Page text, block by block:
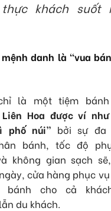
khách suốt
danh là “vua
là một tiệm
Liên Hoa được ví như
phố núi” bởi sự đa
bánh, tốc độ
không gian sạch
cửa hàng phục
bánh cho cả
du khách.